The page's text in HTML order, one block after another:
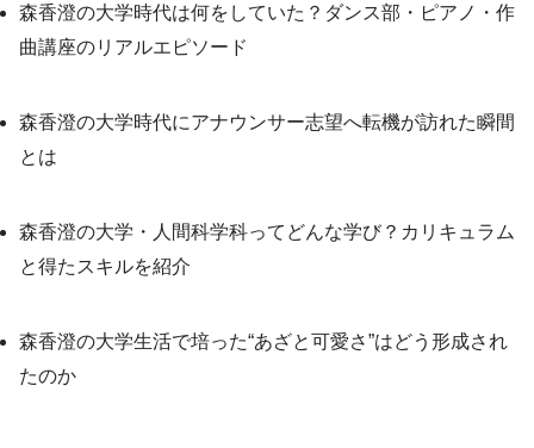
森香澄の大学時代は何をしていた？ダンス部・ピアノ・作
曲講座のリアルエピソード
森香澄の大学時代にアナウンサー志望へ転機が訪れた瞬間
とは
森香澄の大学・人間科学科ってどんな学び？カリキュラム
と得たスキルを紹介
森香澄の大学生活で培った“あざと可愛さ”はどう形成され
たのか